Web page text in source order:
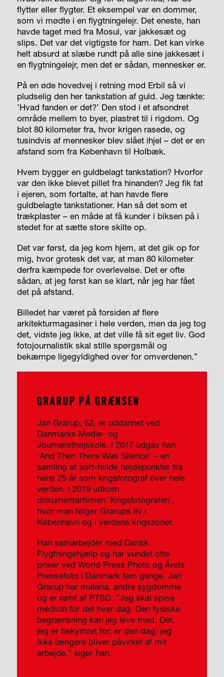
flytter eller flygter. Et eksempel var en dommer,
som vi mødte i en flygtningelejr. Det eneste, han
havde taget med fra Mosul, var jakkesæt og
slips. Det var det vigtigste for ham. Det kan virke
helt absurd at slæbe rundt på alle sine jakkesæt i
en flygtningelejr, men det er sådan, mennesker er.
På en øde hovedvej i retning mod Erbil så vi
pludselig den her tankstation af guld. Jeg tænkte:
’Hvad fanden er det?’ Den stod i et afsondret
område mellem to byer, plastret til i rigdom. Og
blot 80 kilometer fra, hvor krigen rasede, og
tusindvis af mennesker blev slået ihjel – det er en
afstand som fra København til Holbæk.
Hvem bygger en guldbelagt tankstation? Hvorfor
var den ikke blevet pillet fra hinanden? Jeg fik fat
i ejeren, som fortalte, at han havde flere
guldbelagte tankstationer. Han så det som et
trækplaster – en måde at få kunder i biksen på i
stedet for at sætte store skilte op.
Det var først, da jeg kom hjem, at det gik op for
mig, hvor grotesk det var, at man 80 kilometer
derfra kæmpede for overlevelse. Det er ofte
sådan, at jeg først kan se klart, når jeg har fået
det på afstand.
Billedet har været på forsiden af flere
arkitekturmagasiner i hele verden, men da jeg tog
det, vidste jeg ikke, at det ville få sit eget liv. God
fotojournalistik skal stille spørgsmål og
bekæmpe ligegyldighed over for omverdenen.”
GRARUP PÅ GRÆNSEN
Jan Grarup, 52, er uddannet ved
Danmarks Medie- og
Journalisthøjskole. I 2017 udgav han
’And Then There Was Silence’ – en
samling af sort-hvide højdepunkter fra
hans 25 år som krigsfotograf over hele
verden. I 2019 udkom
dokumentarfilmen ’Krigsfotografen’,
hvor man følger Grarups liv i
København og i verdens krigszoner.
Han samarbejder med Dansk
Flygtningehjælp og har vundet otte
priser ved World Press Photo og Årets
Pressefoto i Danmark fem gange. Jan
Grarup har malaria, andre sygdomme
og er ramt af PTSD. ”Jeg skal spise
medicin for det hver dag. Den fysiske
begrænsning kan jeg leve med. Det,
jeg er bekymret for, er den dag, jeg
ikke længere bliver påvirket af mit
arbejde,” siger han.